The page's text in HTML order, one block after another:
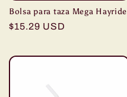
Bolsa para taza Mega Hayride
Precio
$15.29 USD